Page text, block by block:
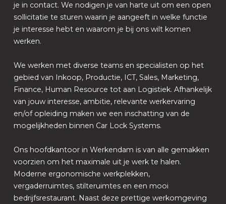
je in contact. We nodigen je van harte uit om een open
sollicitatie te sturen waarin je aangeeft in welke functie
je interesse hebt en waarom je bij ons wilt komen
werken.
We werken met diverse teams en specialisten op het
gebied van Inkoop, Productie, ICT, Sales, Marketing,
Finance, Human Resource tot aan Logistiek. Afhankelijk
van jouw interesse, ambitie, relevante werkervaring
en/of opleiding maken we een inschatting van de
mogelijkheden binnen Car Lock Systems.
Ons hoofdkantoor in Werkendam is van alle gemakken
voorzien om het maximale uit je werk te halen.
Moderne ergonomische werkplekken,
vergaderruimtes, stilteruimtes en een mooi
bedrijfsrestaurant. Naast deze prettige werkomgeving